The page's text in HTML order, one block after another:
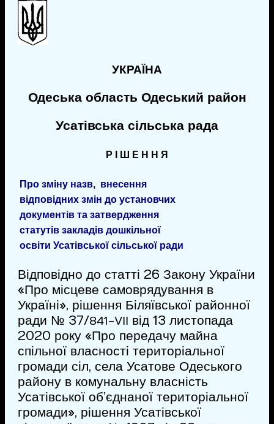
УКРАЇНА
Одеська область Одеський район
Усатівська сільська рада
Р І Ш Е Н Н Я
Про зміну назв, внесення
відповідних змін до установчих
документів та затвердження
статутів закладів дошкільної
освіти Усатівської сільської ради
Відповідно до статті 26 Закону України
«Про місцеве самоврядування в
Україні», рішення Біляївської районної
ради № 37/841-VІІ від 13 листопада
2020 року «Про передачу майна
спільної власності територіальної
громади сіл, села Усатове Одеського
району в комунальну власність
Усатівської об’єднаної територіальної
громади», рішення Усатівської